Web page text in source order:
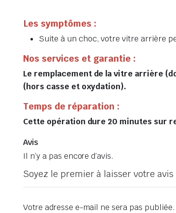
Les symptômes :
Suite à un choc, votre vitre arrière
Nos services et garantie :
Le remplacement de la vitre arrière
(hors casse et oxydation).
Temps de réparation :
Cette opération dure 20 minutes sur
Avis
Il n’y a pas encore d’avis.
Soyez le premier à laisser votre
Votre adresse e-mail ne sera pas publiée.